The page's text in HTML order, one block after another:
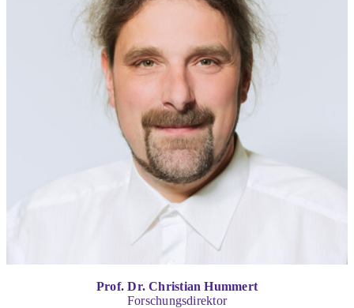
Prof. Dr. Christian Hummert
Forschungsdirektor